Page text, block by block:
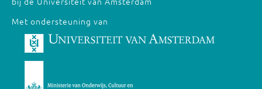
Met ondersteuning van